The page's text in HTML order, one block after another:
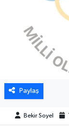
Paylaş
Bekir Soyel